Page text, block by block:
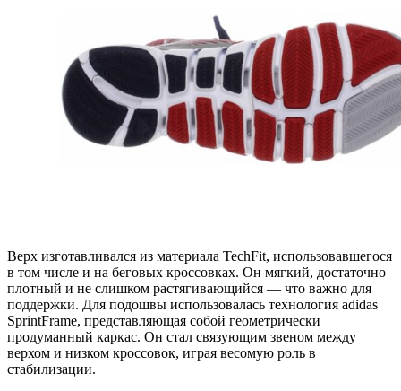
Верх изготавливался из материала TechFit, использовавшегося
в том числе и на беговых кроссовках. Он мягкий, достаточно
плотный и не слишком растягивающийся — что важно для
поддержки. Для подошвы использовалась технология adidas
SprintFrame, представляющая собой геометрически
продуманный каркас. Он стал связующим звеном между
верхом и низком кроссовок, играя весомую роль в
стабилизации.